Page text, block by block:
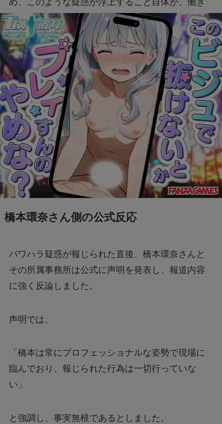
方改革の必要性を示唆しています。
橋本環奈さん側の公式反応
パワハラ疑惑が報じられた直後、橋本環奈さんと
その所属事務所は公式に声明を発表し、報道内容
に強く反論しました。
声明では、
「橋本は常にプロフェッショナルな姿勢で現場に
臨んでおり、報じられた行為は一切行っていな
い」
と強調し、事実無根であるとしました。